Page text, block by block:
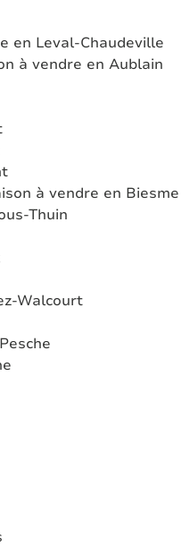
en Leval-Chaudeville
à vendre en Aublain
à vendre en Biesme
Thuin
Walcourt